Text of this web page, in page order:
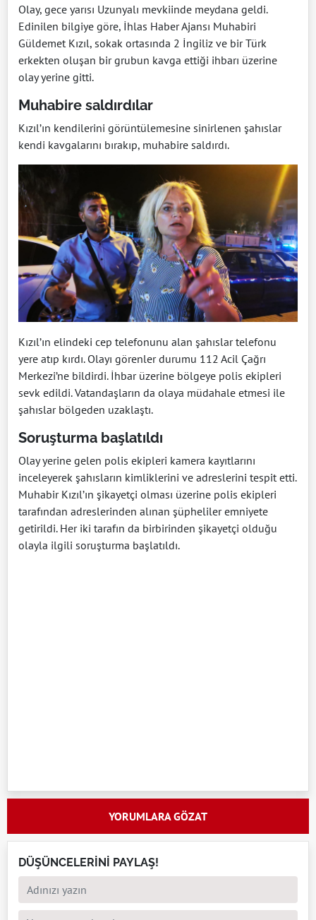
Olay, gece yarısı Uzunyalı mevkiinde meydana geldi.
Edinilen bilgiye göre, İhlas Haber Ajansı Muhabiri
Güldemet Kızıl, sokak ortasında 2 İngiliz ve bir Türk
erkekten oluşan bir grubun kavga ettiği ihbarı üzerine
olay yerine gitti.
Muhabire saldırdılar
Kızıl’ın kendilerini görüntülemesine sinirlenen şahıslar
kendi kavgalarını bırakıp, muhabire saldırdı.
Kızıl’ın elindeki cep telefonunu alan şahıslar telefonu
yere atıp kırdı. Olayı görenler durumu 112 Acil Çağrı
Merkezi’ne bildirdi. İhbar üzerine bölgeye polis ekipleri
sevk edildi. Vatandaşların da olaya müdahale etmesi ile
şahıslar bölgeden uzaklaştı.
Soruşturma başlatıldı
Olay yerine gelen polis ekipleri kamera kayıtlarını
inceleyerek şahısların kimliklerini ve adreslerini tespit etti.
Muhabir Kızıl’ın şikayetçi olması üzerine polis ekipleri
tarafından adreslerinden alınan şüpheliler emniyete
getirildi. Her iki tarafın da birbirinden şikayetçi olduğu
olayla ilgili soruşturma başlatıldı.
YORUMLARA GÖZAT
DÜŞÜNCELERİNİ PAYLAŞ!